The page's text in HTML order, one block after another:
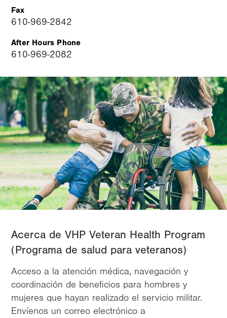
Fax
610-969-2842
After Hours Phone
610-969-2082
Image
Acerca de VHP Veteran Health Program
(Programa de salud para veteranos)
Acceso a la atención médica, navegación y
coordinación de beneficios para hombres y
mujeres que hayan realizado el servicio militar.
Envíenos un correo electrónico a